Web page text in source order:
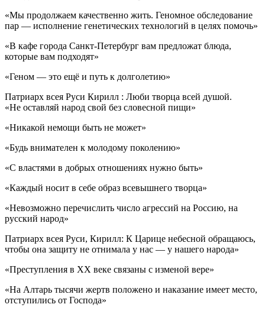
«Мы продолжаем качественно жить. Геномное обследование
пар — исполнение генетических технологий в целях помочь»
«В кафе города Санкт-Петербург вам предложат блюда,
которые вам подходят»
«Геном — это ещё и путь к долголетию»
Патриарх всея Руси Кирилл : Люби творца всей душой.
«Не оставляй народ свой без словесной пищи»
«Никакой немощи быть не может»
«Будь внимателен к молодому поколению»
«С властями в добрых отношениях нужно быть»
«Каждый носит в себе образ всевышнего творца»
«Невозможно перечислить число агрессий на Россию, на
русский народ»
Патриарх всея Руси, Кирилл: К Царице небесной обращаюсь,
чтобы она защиту не отнимала у нас — у нашего народа»
«Преступления в ХХ веке связаны с изменой вере»
«На Алтарь тысячи жертв положено и наказание имеет место,
отступились от Господа»